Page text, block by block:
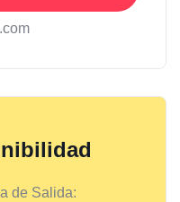
de Salida: